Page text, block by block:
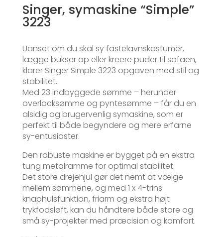
Singer, symaskine “Simple”
3223
Uanset om du skal sy fastelavnskostumer,
lægge bukser op eller kreere puder til sofaen,
klarer Singer Simple 3223 opgaven med stil og
stabilitet.
Med 23 indbyggede sømme – herunder
overlocksømme og pyntesømme – får du en
alsidig og brugervenlig symaskine, som er
perfekt til både begyndere og mere erfarne
sy-entusiaster.
Den robuste maskine er bygget på en ekstra
tung metalramme for optimal stabilitet.
Det store drejehjul gør det nemt at vælge
mellem sømmene, og med 1 x 4-trins
knaphulsfunktion, friarm og ekstra højt
trykfodsløft, kan du håndtere både store og
små sy-projekter med præcision og komfort.